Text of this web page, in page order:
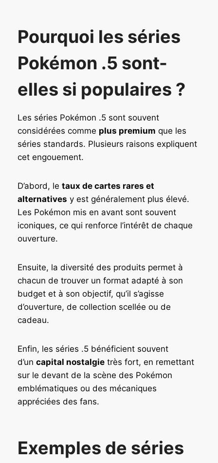
Pourquoi les séries
Pokémon .5 sont-
elles si populaires ?
Les séries Pokémon .5 sont souvent
considérées comme plus premium que les
séries standards. Plusieurs raisons expliquent
cet engouement.
D’abord, le taux de cartes rares et
alternatives y est généralement plus élevé.
Les Pokémon mis en avant sont souvent
iconiques, ce qui renforce l’intérêt de chaque
ouverture.
Ensuite, la diversité des produits permet à
chacun de trouver un format adapté à son
budget et à son objectif, qu’il s’agisse
d’ouverture, de collection scellée ou de
cadeau.
Enfin, les séries .5 bénéficient souvent
d’un capital nostalgie très fort, en remettant
sur le devant de la scène des Pokémon
emblématiques ou des mécaniques
appréciées des fans.
Exemples de séries